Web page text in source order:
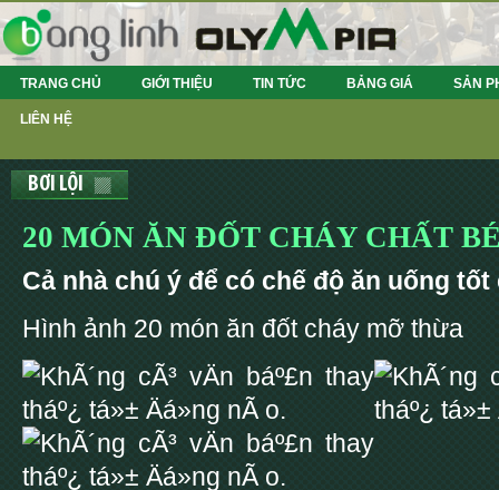
TRANG CHỦ GIỚI THIỆU TIN TỨC BẢNG GIÁ SẢN
LIÊN HỆ
BƠI LỘI
20 MÓN ĂN ĐỐT CHÁY CHẤT
Cả nhà chú ý để có chế độ ăn uống
Hình ảnh 20 món ăn đốt cháy mỡ thừa